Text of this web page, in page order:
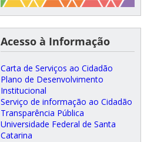
Acesso à Informação
Carta de Serviços ao Cidadão
Plano de Desenvolvimento
Institucional
Serviço de informação ao Cidadão
Transparência Pública
Universidade Federal de Santa
Catarina